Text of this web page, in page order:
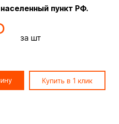
пункт РФ.
за шт
Купить в 1 клик